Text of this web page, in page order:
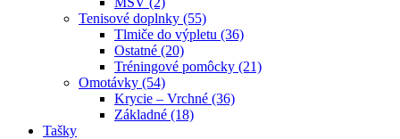
Tenisové doplnky (55)
Tlmiče do výpletu (36)
Ostatné (20)
Tréningové pomôcky (21)
Omotávky (54)
Krycie – Vrchné (36)
Základné (18)
Tašky